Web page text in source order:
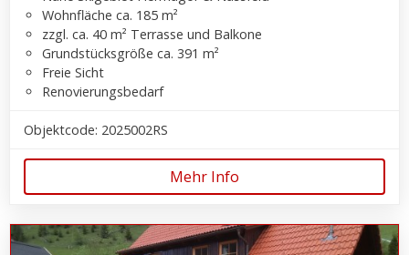
Wohnfläche ca. 185 m²
zzgl. ca. 40 m² Terrasse und Balkone
Grundstücksgröße ca. 391 m²
Freie Sicht
Renovierungsbedarf
Objektcode: 2025002RS
Mehr Info